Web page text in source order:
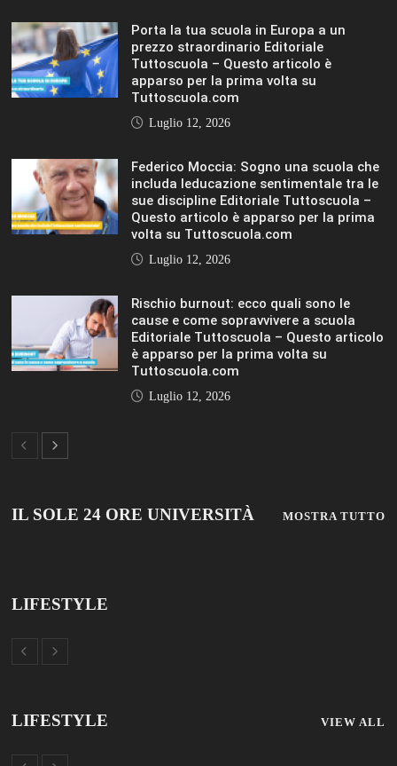
Porta la tua scuola in Europa a un
prezzo straordinario Editoriale
Tuttoscuola – Questo articolo è
apparso per la prima volta su
Tuttoscuola.com
Luglio 12, 2026
Federico Moccia: Sogno una scuola che
includa leducazione sentimentale tra le
sue discipline Editoriale Tuttoscuola –
Questo articolo è apparso per la prima
volta su Tuttoscuola.com
Luglio 12, 2026
Rischio burnout: ecco quali sono le
cause e come sopravvivere a scuola
Editoriale Tuttoscuola – Questo articolo
è apparso per la prima volta su
Tuttoscuola.com
Luglio 12, 2026
IL SOLE 24 ORE UNIVERSITÀ MOSTRA TUTTO
LIFESTYLE
LIFESTYLE VIEW ALL